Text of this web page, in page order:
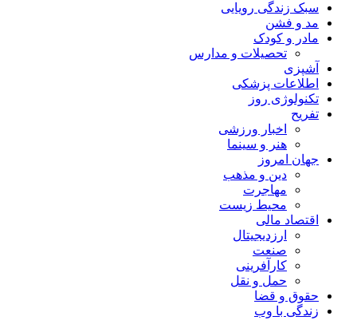
سبک زندگی رویایی
مد و فشن
مادر و کودک
تحصیلات و مدارس
آشپزی
اطلاعات پزشکی
تکنولوژی روز
تفریح
اخبار ورزشی
هنر و سینما
جهان امروز
دین و مذهب
مهاجرت
محیط زیست
اقتصاد مالی
ارزدیجیتال
صنعت
کارآفرینی
حمل و نقل
حقوق و قضا
زندگی با وب